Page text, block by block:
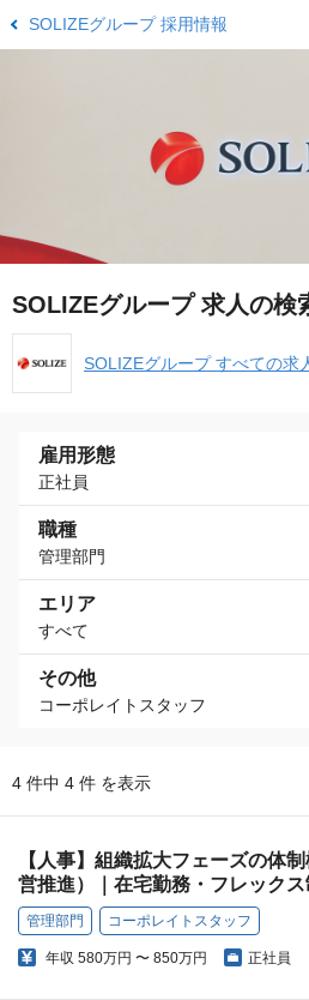
SOLIZEグループ 採用情報
SOLIZEグループ 求人の検
SOLIZEグループ すべての求
雇用形態
正社員
職種
管理部門
エリア
すべて
その他
コーポレイトスタッフ
4 件中 4 件 を表示
【人事】組織拡大フェーズの体
営推進）｜在宅勤務・フレック
管理部門 コーポレイトスタッフ
年収 580万円 〜 850万円 正社員